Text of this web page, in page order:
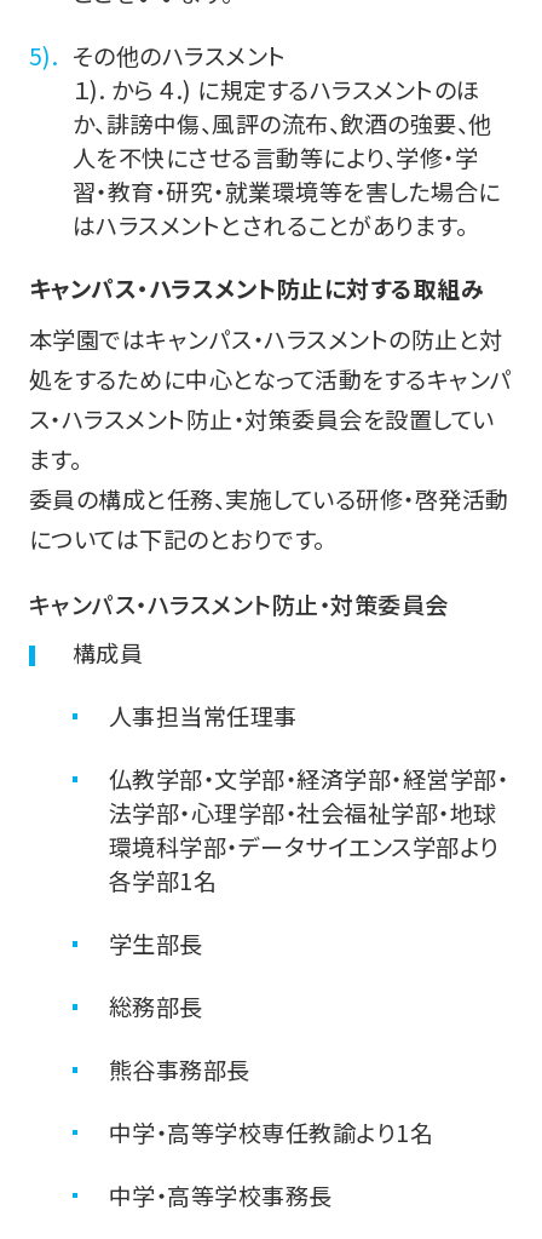
その他のハラスメント
１). から ４.) に規定するハラスメントのほ
か、誹謗中傷、風評の流布、飲酒の強要、他
人を不快にさせる言動等により、学修・学
習・教育・研究・就業環境等を害した場合に
はハラスメントとされることがあります。
キャンパス・ハラスメント防止に対する取組み
本学園ではキャンパス・ハラスメントの防止と対
処をするために中心となって活動をするキャンパ
ス・ハラスメント防止・対策委員会を設置してい
ます。
委員の構成と任務、実施している研修・啓発活動
については下記のとおりです。
キャンパス・ハラスメント防止・対策委員会
構成員
人事担当常任理事
仏教学部・文学部・経済学部・経営学部・
法学部・心理学部・社会福祉学部・地球
環境科学部・データサイエンス学部より
各学部1名
学生部長
総務部長
熊谷事務部長
中学・高等学校専任教諭より1名
中学・高等学校事務長